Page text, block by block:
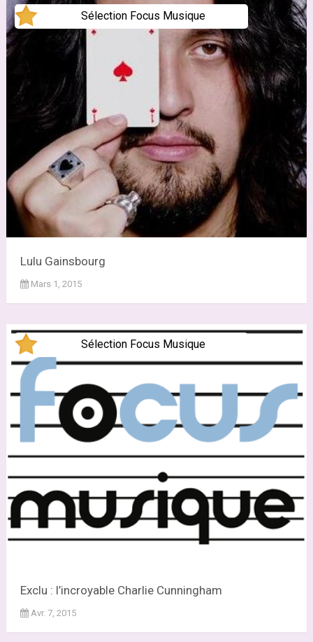
Sélection Focus Musique
Lulu Gainsbourg
Mars 1, 2015
Sélection Focus Musique
Exclu : l’incroyable Charlie Cunningham
Avr. 7, 2015